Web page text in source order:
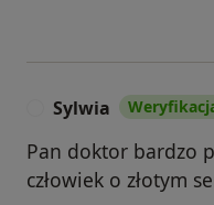
Sylwia
Pan doktor bardzo
człowiek o złotym